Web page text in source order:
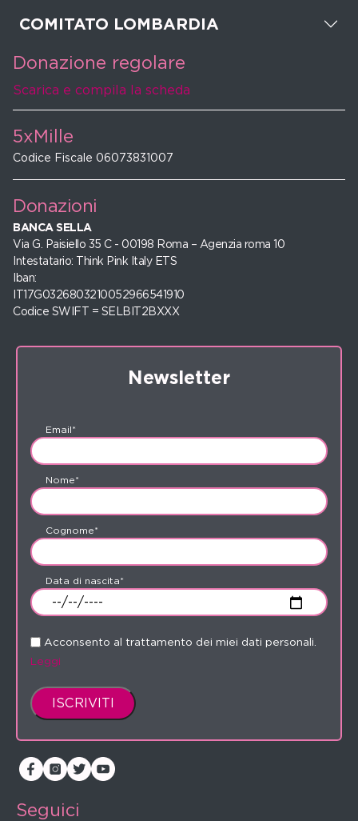
COMITATO LOMBARDIA
Donazione regolare
Scarica e compila la scheda
5xMille
Codice Fiscale 06073831007
Donazioni
BANCA SELLA
Via G. Paisiello 35 C - 00198 Roma – Agenzia roma 10
Intestatario: Think Pink Italy ETS
Iban:
IT17G0326803210052966541910
Codice SWIFT = SELBIT2BXXX
Newsletter
Email*
Nome*
Cognome*
Data di nascita*
Acconsento al trattamento dei miei dati personali.
Leggi
Seguici